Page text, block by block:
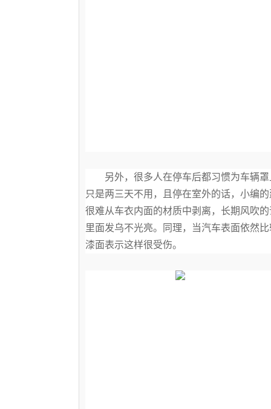
另外，很多人在停车后都习惯为车辆
只是两三天不用，且停在室外的话，小编
很难从车衣内面的材质中剥离，长期风吹
里面发乌不光亮。同理，当汽车表面依然
漆面表示这样很受伤。